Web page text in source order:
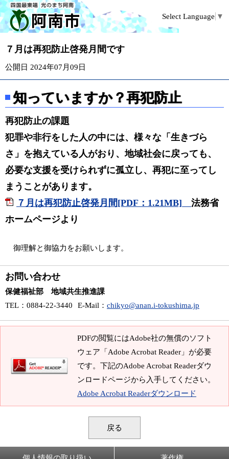
Select Language ▼
７月は再犯防止啓発月間です
公開日 2024年07月09日
知っていますか？再犯防止
再犯防止の課題
犯罪や非行をした人の中には、様々な「生きづら
さ」を抱えている人がおり、地域社会に戻っても、
必要な支援を受けられずに孤立し、再犯に至ってし
まうことがあります。
７月は再犯防止啓発月間[PDF：1.21MB] 法務省
ホームページより
御理解と御協力をお願いします。
お問い合わせ
保健福祉部 地域共生推進課
TEL ：0884-22-3440 E-Mail ： chikyo@anan.i-tokushima.jp
PDFの閲覧にはAdobe社の無償のソフト
ウェア「Adobe Acrobat Reader」が必要
です。下記のAdobe Acrobat Readerダウ
ンロードページから入手してください。
Adobe Acrobat Readerダウンロード
戻る